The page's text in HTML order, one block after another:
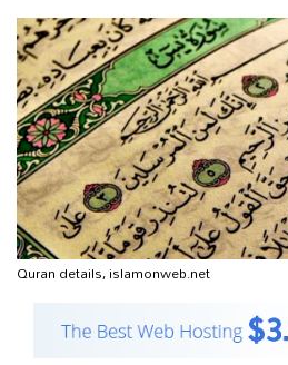
t
i
o
n
Quran details, islamonweb.net